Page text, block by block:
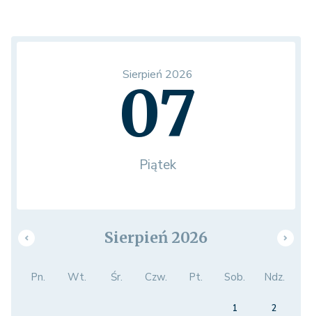
Sierpień 2026
07
Piątek
Sierpień 2026
Pn. Wt. Śr. Czw. Pt. Sob. Ndz.
1
2